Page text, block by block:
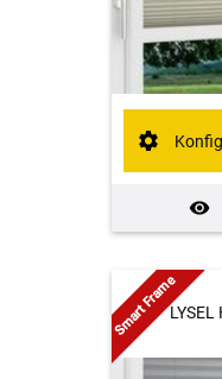
LYSEL
Smart Frame